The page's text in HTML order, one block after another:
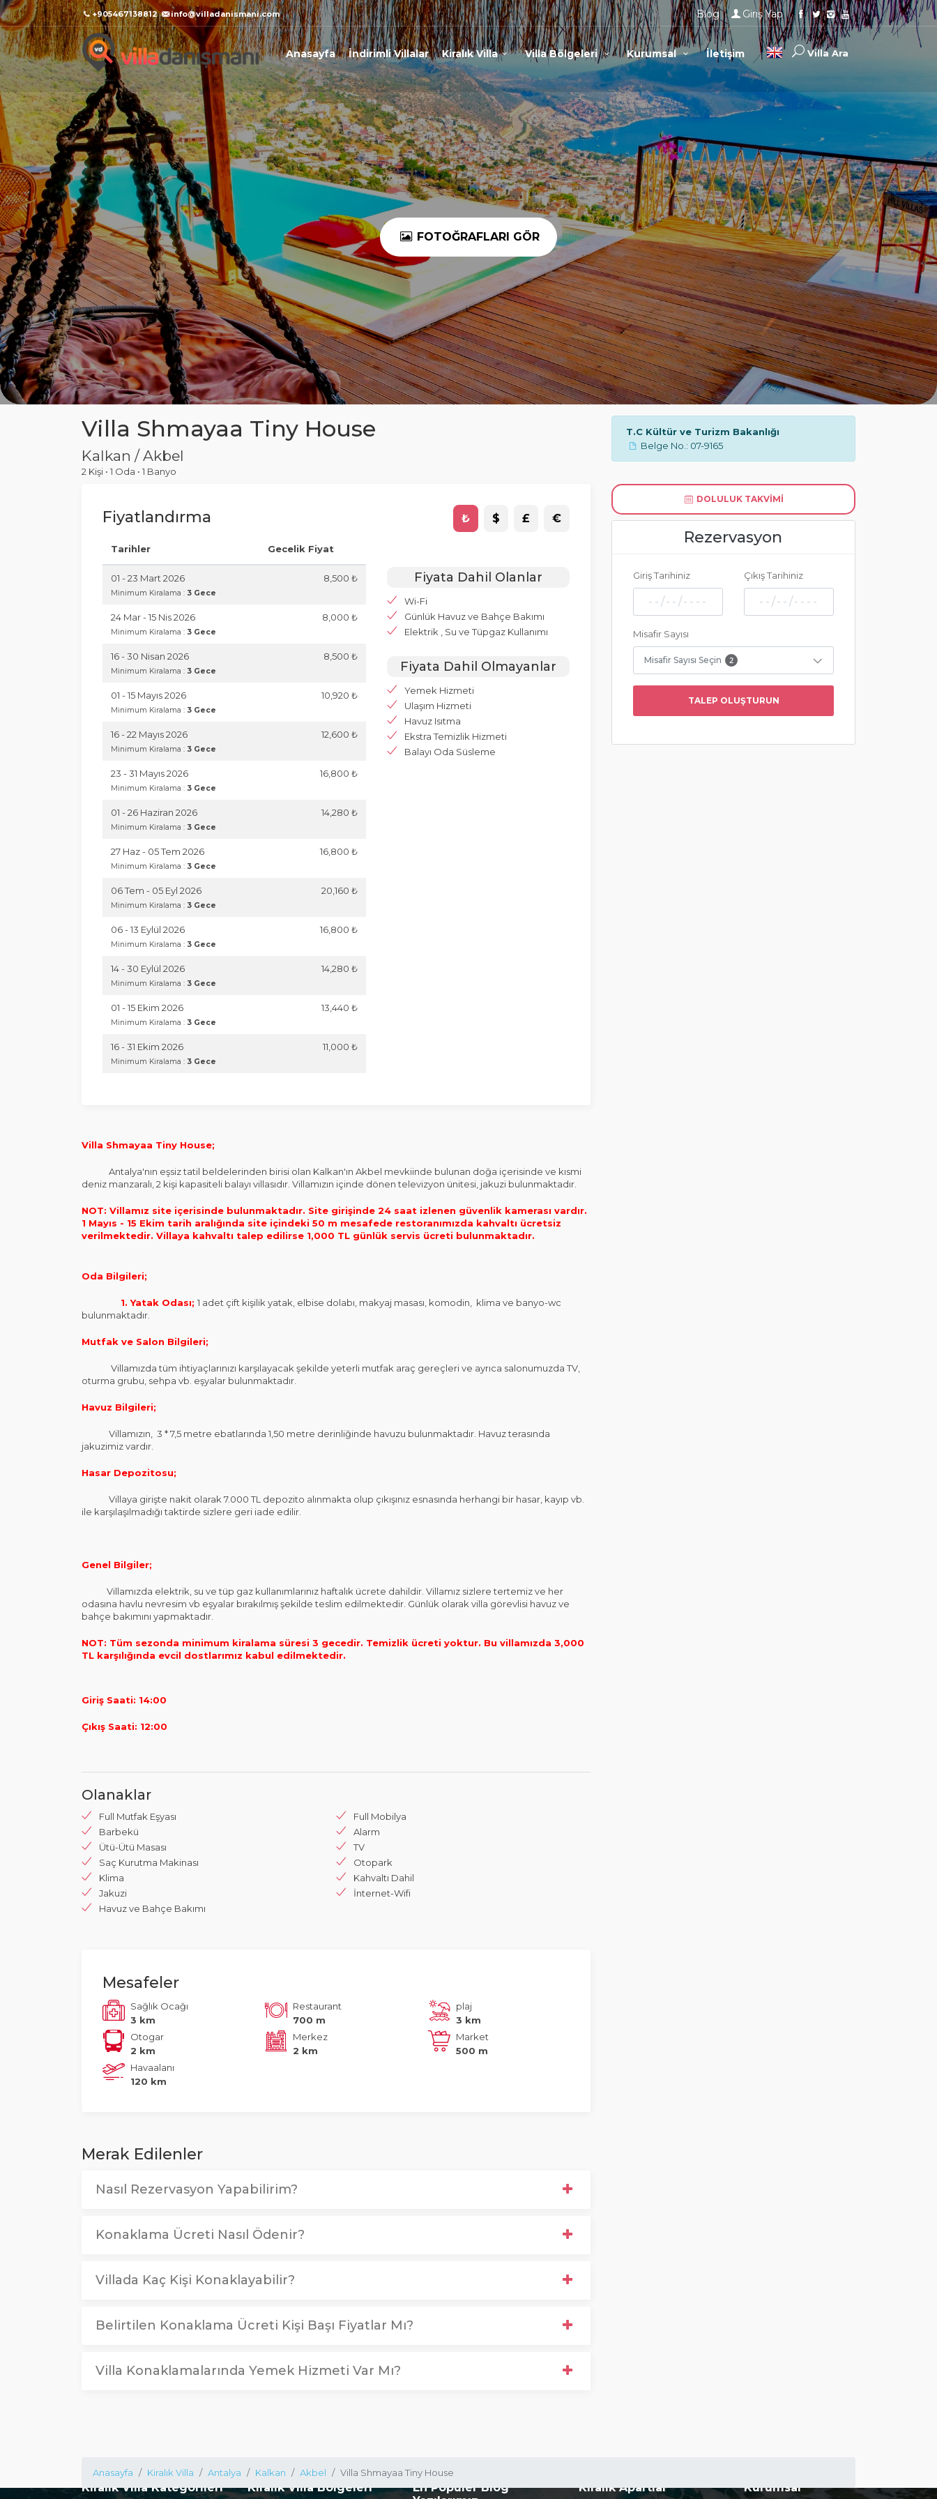
+905467138812 info@villadanismani.com Blog Giriş Yap
Anasayfa İndirimli Villalar Kiralık Villa Villa Bölgeleri Kurumsal İletişim Villa Ara
FOTOĞRAFLARI GÖR
Villa Shmayaa Tiny House
Kalkan / Akbel
2 Kişi • 1 Oda • 1 Banyo
T.C Kültür ve Turizm Bakanlığı
Belge No.: 07-9165
Fiyatlandırma ₺ $ £ €
Tarihler Gecelik Fiyat
01 - 23 Mart 2026
Minimum Kiralama : 3 Gece
8,500 ₺
24 Mar - 15 Nis 2026
Minimum Kiralama : 3 Gece
8,000 ₺
16 - 30 Nisan 2026
Minimum Kiralama : 3 Gece
8,500 ₺
01 - 15 Mayıs 2026
Minimum Kiralama : 3 Gece
10,920 ₺
16 - 22 Mayıs 2026
Minimum Kiralama : 3 Gece
12,600 ₺
23 - 31 Mayıs 2026
Minimum Kiralama : 3 Gece
16,800 ₺
01 - 26 Haziran 2026
Minimum Kiralama : 3 Gece
14,280 ₺
27 Haz - 05 Tem 2026
Minimum Kiralama : 3 Gece
16,800 ₺
06 Tem - 05 Eyl 2026
Minimum Kiralama : 3 Gece
20,160 ₺
06 - 13 Eylül 2026
Minimum Kiralama : 3 Gece
16,800 ₺
14 - 30 Eylül 2026
Minimum Kiralama : 3 Gece
14,280 ₺
01 - 15 Ekim 2026
Minimum Kiralama : 3 Gece
13,440 ₺
16 - 31 Ekim 2026
Minimum Kiralama : 3 Gece
11,000 ₺
Fiyata Dahil Olanlar
Wi-Fi
Günlük Havuz ve Bahçe Bakımı
Elektrik , Su ve Tüpgaz Kullanımı
Fiyata Dahil Olmayanlar
Yemek Hizmeti
Ulaşım Hizmeti
Havuz Isıtma
Ekstra Temizlik Hizmeti
Balayı Oda Süsleme
Villa Shmayaa Tiny House;
Antalya'nın eşsiz tatil beldelerinden birisi olan Kalkan'ın Akbel mevkiinde bulunan doğa içerisinde ve kısmi
deniz manzaralı, 2 kişi kapasiteli balayı villasıdır. Villamızın içinde dönen televizyon ünitesi, jakuzi bulunmaktadır.
NOT: Villamız site içerisinde bulunmaktadır. Site girişinde 24 saat izlenen güvenlik kamerası vardır.
1 Mayıs - 15 Ekim tarih aralığında site içindeki 50 m mesafede restoranımızda kahvaltı ücretsiz
verilmektedir. Villaya kahvaltı talep edilirse 1,000 TL günlük servis ücreti bulunmaktadır.
Oda Bilgileri;
1. Yatak Odası; 1 adet çift kişilik yatak, elbise dolabı, makyaj masası, komodin, klima ve banyo-wc
bulunmaktadır.
Mutfak ve Salon Bilgileri;
Villamızda tüm ihtiyaçlarınızı karşılayacak şekilde yeterli mutfak araç gereçleri ve ayrıca salonumuzda TV,
oturma grubu, sehpa vb. eşyalar bulunmaktadır.
Havuz Bilgileri;
Villamızın, 3 * 7,5 metre ebatlarında 1,50 metre derinliğinde havuzu bulunmaktadır. Havuz terasında
jakuzimiz vardır.
Hasar Depozitosu;
Villaya girişte nakit olarak 7.000 TL depozito alınmakta olup çıkışınız esnasında herhangi bir hasar, kayıp vb.
ile karşılaşılmadığı taktirde sizlere geri iade edilir.
Genel Bilgiler;
Villamızda elektrik, su ve tüp gaz kullanımlarınız haftalık ücrete dahildir. Villamız sizlere tertemiz ve her
odasına havlu nevresim vb eşyalar bırakılmış şekilde teslim edilmektedir. Günlük olarak villa görevlisi havuz ve
bahçe bakımını yapmaktadır.
NOT: Tüm sezonda minimum kiralama süresi 3 gecedir. Temizlik ücreti yoktur. Bu villamızda 3,000
TL karşılığında evcil dostlarımız kabul edilmektedir.
Giriş Saati: 14:00
Çıkış Saati: 12:00
Olanaklar
Full Mutfak Eşyası
Full Mobilya
Barbekü
Alarm
Ütü-Ütü Masası
TV
Saç Kurutma Makinası
Otopark
Klima
Kahvaltı Dahil
Jakuzi
İnternet-Wifi
Havuz ve Bahçe Bakımı
Mesafeler
Sağlık Ocağı
3 km
Restaurant
700 m
plaj
3 km
Otogar
2 km
Merkez
2 km
Market
500 m
Havaalanı
120 km
Merak Edilenler
Nasıl Rezervasyon Yapabilirim?
Konaklama Ücreti Nasıl Ödenir?
Villada Kaç Kişi Konaklayabilir?
Belirtilen Konaklama Ücreti Kişi Başı Fiyatlar Mı?
Villa Konaklamalarında Yemek Hizmeti Var Mı?
DOLULUK TAKVIMI
Rezervasyon
Giriş Tarihiniz Çıkış Tarihiniz
Misafir Sayısı
Misafir Sayısı Seçin 2
TALEP OLUŞTURUN
Anasayfa Kiralık Villa Antalya Kalkan Akbel Villa Shmayaa Tiny House
Kiralık Villa Kategorileri Kiralık Villa Bölgeleri
En Popüler Blog
Kiralık Apartlar Kurumsal